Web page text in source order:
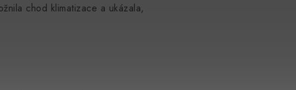
chod klimatizace a ukázala,